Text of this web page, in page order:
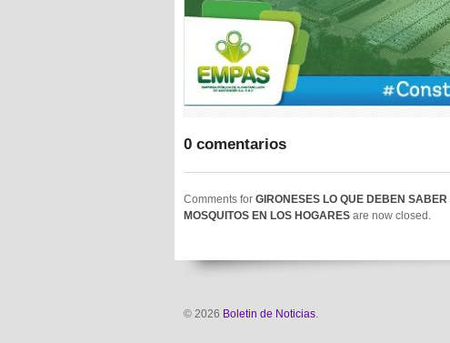
0 comentarios
Comments for GIRONESES LO QUE DEBEN
MOSQUITOS EN LOS HOGARES are now closed.
© 2026 Boletin de Noticias.